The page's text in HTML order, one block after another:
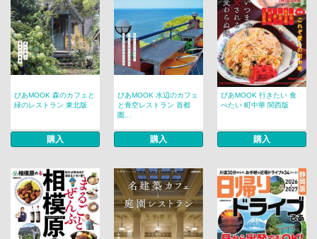
ぴあMOOK 森のカフェと
緑のレストラン 東北版
購入
ぴあMOOK 水辺のカフェ
と青空レストラン 首都
圏...
購入
ぴあMOOK 行きたい 食
べたい 町中華 関西版
購入